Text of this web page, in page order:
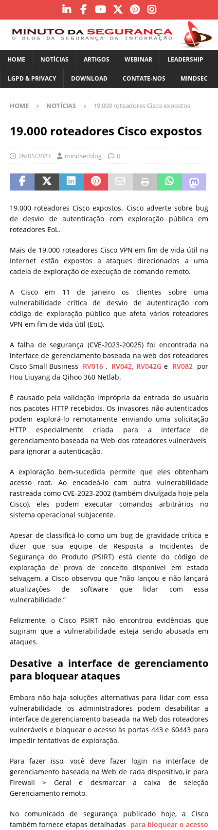
HOME NOTÍCIAS ARTIGOS WEBINAR LEADERSHIP
LGPD & PRIVACY DOWNLOAD CONTATE-NOS MINDSEC
HOME NOTÍCIAS 19.000 roteadores Cisco expostos
19.000 roteadores Cisco expostos
26/01/2023 mindsecblog 0
19.000 roteadores Cisco expostos. Cisco adverte sobre bug
de desvio de autenticação com exploração pública em
roteadores EoL.
Mais de 19.000 roteadores Cisco VPN em fim de vida útil na
Internet estão expostos a ataques direcionados a uma
cadeia de exploração de execução de comando remoto.
A Cisco em 11 de janeiro os clientes sobre uma
vulnerabilidade crítica de desvio de autenticação com
código de exploração público que afeta vários roteadores
VPN em fim de vida útil (EoL).
A falha de segurança (CVE-2023-20025) foi encontrada na
interface de gerenciamento baseada na web dos roteadores
Cisco Small Business RV016 , RV042, RV042G e RV082por
Hou Liuyang da Qihoo 360 Netlab.
É causado pela validação imprópria da entrada do usuário
nos pacotes HTTP recebidos. Os invasores não autenticados
podem explorá-lo remotamente enviando uma solicitação
HTTP especialmente criada para a interface de
gerenciamento baseada na Web dos roteadores vulneráveis ​​
para ignorar a autenticação.
A exploração bem-sucedida permite que eles obtenham
acesso root. Ao encadeá-lo com outra vulnerabilidade
rastreada como CVE-2023-2002 (também divulgada hoje pela
Cisco), eles podem executar comandos arbitrários no
sistema operacional subjacente.
Apesar de classificá-lo como um bug de gravidade crítica e
dizer que sua equipe de Resposta a Incidentes de
Segurança do Produto (PSIRT) está ciente do código de
exploração de prova de conceito disponível em estado
selvagem, a Cisco observou que “não lançou e não lançará
atualizações de software que lidar com essa
vulnerabilidade.”
Felizmente, o Cisco PSIRT não encontrou evidências que
sugiram que a vulnerabilidade esteja sendo abusada em
ataques.
Desative a interface de gerenciamento
para bloquear ataques
Embora não haja soluções alternativas para lidar com essa
vulnerabilidade, os administradores podem desabilitar a
interface de gerenciamento baseada na Web dos roteadores
vulneráveis ​​e bloquear o acesso às portas 443 e 60443 para
impedir tentativas de exploração.
Para fazer isso, você deve fazer login na interface de
gerenciamento baseada na Web de cada dispositivo, ir para
Firewall > Geral e desmarcar a caixa de seleção
Gerenciamento remoto.
No comunicado de segurança publicado hoje, a Cisco
também fornece etapas detalhadas para bloquear o acesso